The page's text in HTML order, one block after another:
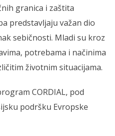
granica i zaštita
predstavljaju važan dio
sebičnosti. Mladi su kroz
potrebama i načinima
životnim situacijama.
CORDIAL, pod
podršku Evropske